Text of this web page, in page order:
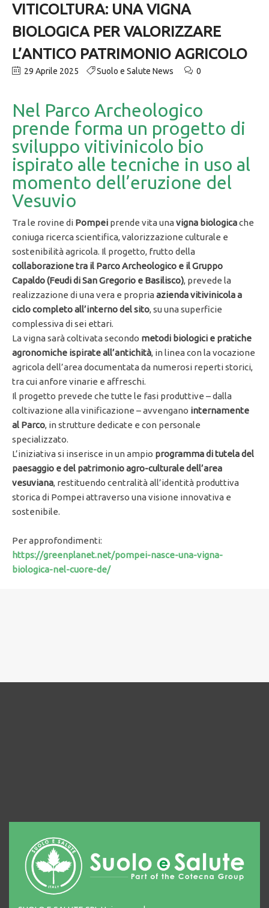
VITICOLTURA: UNA VIGNA
BIOLOGICA PER VALORIZZARE
L’ANTICO PATRIMONIO AGRICOLO
29 Aprile 2025 Suolo e Salute News 0
Nel Parco Archeologico
prende forma un progetto di
sviluppo vitivinicolo bio
ispirato alle tecniche in uso al
momento dell’eruzione del
Vesuvio
Tra le rovine di Pompei prende vita unavigna biologicache
coniuga ricerca scientifica, valorizzazione culturale e
sostenibilità agricola. Il progetto, frutto della
collaborazione tra il Parco Archeologico e il Gruppo
Capaldo (Feudi di San Gregorio e Basilisco), prevede la
realizzazione di una vera e propriaazienda vitivinicola a
ciclo completo all’interno del sito, su una superficie
complessiva di sei ettari.
La vigna sarà coltivata secondo metodi biologici e pratiche
agronomiche ispirate all’antichità, in linea con la vocazione
agricola dell’area documentata da numerosi reperti storici,
tra cui anfore vinarie e affreschi.
Il progetto prevede che tutte le fasi produttive – dalla
coltivazione alla vinificazione – avvengano internamente
al Parco, in strutture dedicate e con personale
specializzato.
L’iniziativa si inserisce in un ampio programma di tutela del
paesaggio e del patrimonio agro-culturale dell’area
vesuviana, restituendo centralità all’identità produttiva
storica di Pompei attraverso una visione innovativa e
sostenibile.
Per approfondimenti:
https://greenplanet.net/pompei-nasce-una-vigna-
biologica-nel-cuore-de/